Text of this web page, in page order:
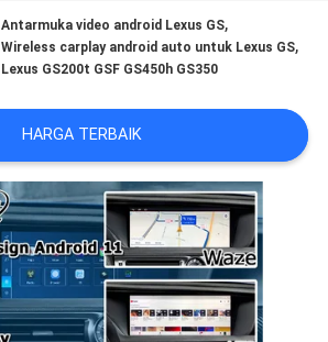
Antarmuka video android Lexus GS,
Wireless carplay android auto untuk Lexus GS,
Lexus GS200t GSF GS450h GS350
HARGA TERBAIK